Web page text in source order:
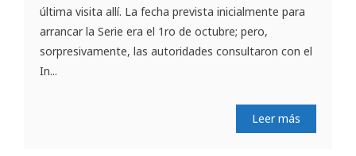
última visita allí. La fecha prevista inicialmente para
arrancar la Serie era el 1ro de octubre; pero,
sorpresivamente, las autoridades consultaron con el
In...
Leer más